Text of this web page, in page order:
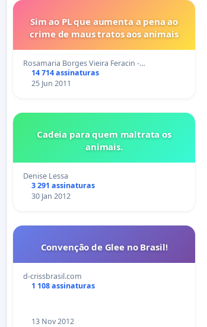
Sim ao PL que aumenta a pena ao
crime de maus tratos aos animais
Rosamaria Borges Vieira Feracin -…
14 714 assinaturas
25 Jun 2011
Cadeia para quem maltrata os
animais.
Denise Lessa
3 291 assinaturas
30 Jan 2012
Convenção de Glee no Brasil!
d-crissbrasil.com
1 108 assinaturas
13 Nov 2012